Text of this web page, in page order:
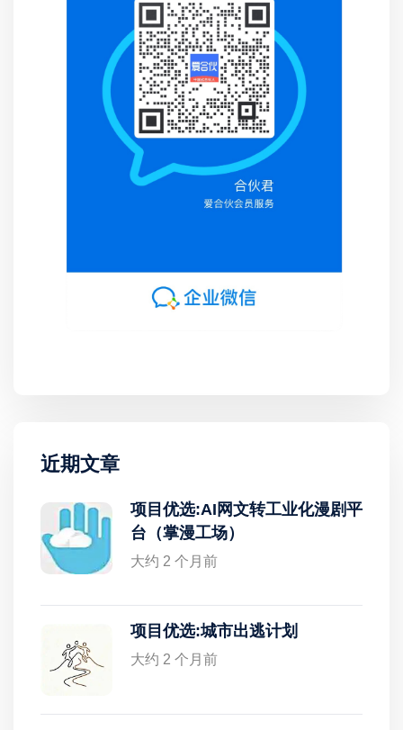
近期文章
项目优选:AI网文转工业化漫剧平
台（掌漫工场）
大约 2 个月前
项目优选:城市出逃计划
大约 2 个月前